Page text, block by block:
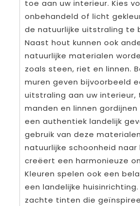
toe aan uw interieur. Kies
onbehandeld of licht
de natuurlijke uitstraling te
Naast hout kunnen ook
natuurlijke materialen
zoals steen, riet en linnen.
muren geven bijvoorbeeld
uitstraling aan uw interieur,
manden en linnen
een authentiek landelijk
gebruik van deze
natuurlijke schoonheid naar
creëert een harmonieuze
Kleuren spelen ook een
een landelijke huisinrichting.
zachte tinten die